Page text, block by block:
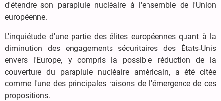
d'étendre son parapluie nucléaire à l'ensemble de l'Union
européenne.
L'inquiétude d'une partie des élites européennes quant à la
diminution des engagements sécuritaires des États-Unis
envers l'Europe, y compris la possible réduction de la
couverture du parapluie nucléaire américain, a été citée
comme l'une des principales raisons de l'émergence de ces
propositions.